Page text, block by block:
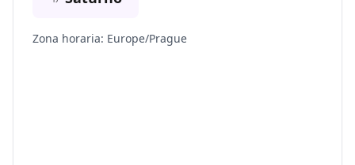
Zona horaria: Europe/Prague